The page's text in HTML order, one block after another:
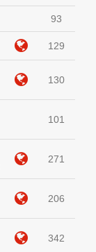
93
129
130
101
271
206
342